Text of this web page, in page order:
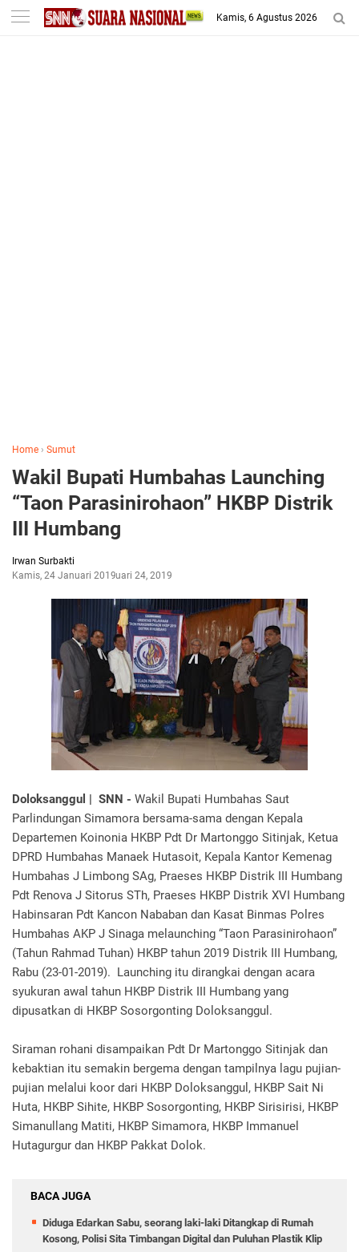
-->
Kamis, 6 Agustus 2026
Home › Sumut
Wakil Bupati Humbahas Launching
“Taon Parasinirohaon” HKBP Distrik
III Humbang
Irwan Surbakti
Kamis, 24 Januari 2019Januari 24, 2019
Doloksanggul | SNN - Wakil Bupati Humbahas Saut
Parlindungan Simamora bersama-sama dengan Kepala
Departemen Koinonia HKBP Pdt Dr Martonggo Sitinjak, Ketua
DPRD Humbahas Manaek Hutasoit, Kepala Kantor Kemenag
Humbahas J Limbong SAg, Praeses HKBP Distrik III Humbang
Pdt Renova J Sitorus STh, Praeses HKBP Distrik XVI Humbang
Habinsaran Pdt Kancon Nababan dan Kasat Binmas Polres
Humbahas AKP J Sinaga melaunching “Taon Parasinirohaon”
(Tahun Rahmad Tuhan) HKBP tahun 2019 Distrik III Humbang,
Rabu (23-01-2019). Launching itu dirangkai dengan acara
syukuran awal tahun HKBP Distrik III Humbang yang
dipusatkan di HKBP Sosorgonting Doloksanggul.
Siraman rohani disampaikan Pdt Dr Martonggo Sitinjak dan
kebaktian itu semakin bergema dengan tampilnya lagu pujian-
pujian melalui koor dari HKBP Doloksanggul, HKBP Sait Ni
Huta, HKBP Sihite, HKBP Sosorgonting, HKBP Sirisirisi, HKBP
Simanullang Matiti, HKBP Simamora, HKBP Immanuel
Hutagurgur dan HKBP Pakkat Dolok.
BACA JUGA
Diduga Edarkan Sabu, seorang laki-laki Ditangkap di Rumah
Kosong, Polisi Sita Timbangan Digital dan Puluhan Plastik Klip